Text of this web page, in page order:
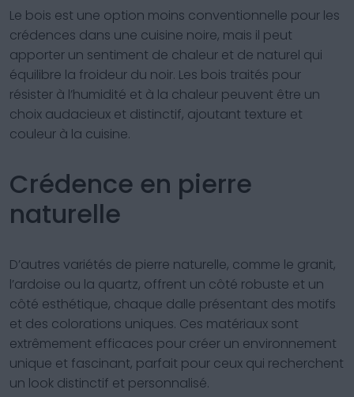
Le bois est une option moins conventionnelle pour les
crédences dans une cuisine noire, mais il peut
apporter un sentiment de chaleur et de naturel qui
équilibre la froideur du noir. Les bois traités pour
résister à l’humidité et à la chaleur peuvent être un
choix audacieux et distinctif, ajoutant texture et
couleur à la cuisine.
Crédence en pierre
naturelle
D’autres variétés de pierre naturelle, comme le granit,
l’ardoise ou la quartz, offrent un côté robuste et un
côté esthétique, chaque dalle présentant des motifs
et des colorations uniques. Ces matériaux sont
extrêmement efficaces pour créer un environnement
unique et fascinant, parfait pour ceux qui recherchent
un look distinctif et personnalisé.